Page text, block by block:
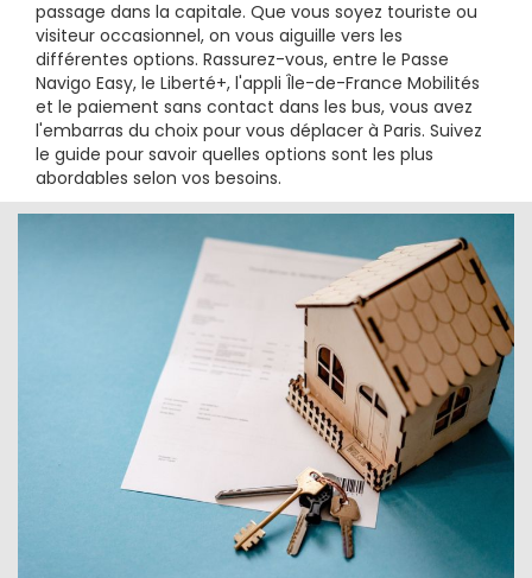
passage dans la capitale. Que vous soyez touriste ou
visiteur occasionnel, on vous aiguille vers les
différentes options. Rassurez-vous, entre le Passe
Navigo Easy, le Liberté+, l'appli Île-de-France Mobilités
et le paiement sans contact dans les bus, vous avez
l'embarras du choix pour vous déplacer à Paris. Suivez
le guide pour savoir quelles options sont les plus
abordables selon vos besoins.